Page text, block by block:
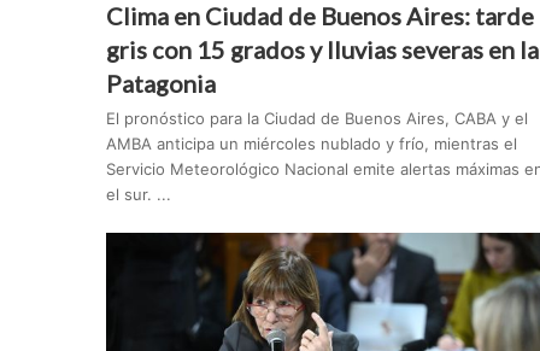
Clima en Ciudad de Buenos Aires: tarde
gris con 15 grados y lluvias severas en la
Patagonia
El pronóstico para la Ciudad de Buenos Aires, CABA y el
AMBA anticipa un miércoles nublado y frío, mientras el
Servicio Meteorológico Nacional emite alertas máximas
el sur. ...